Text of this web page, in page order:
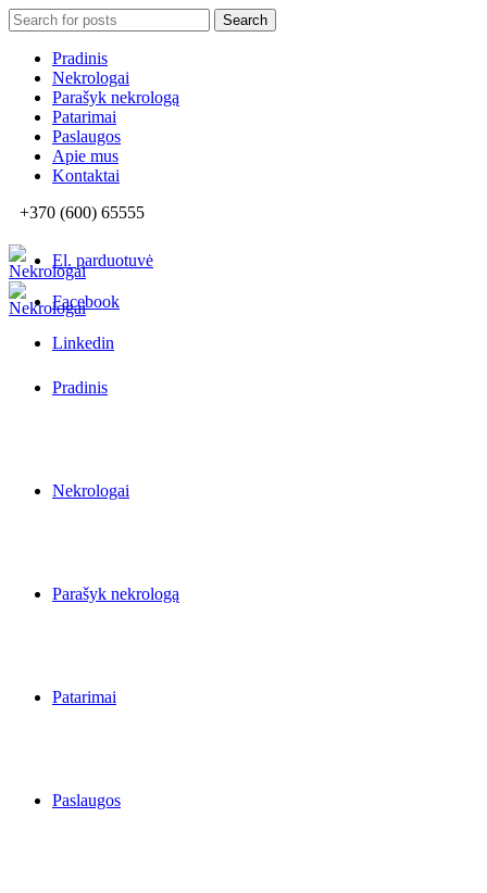
Search
for:
Search
Pradinis
Nekrologai
Parašyk nekrologą
Patarimai
Paslaugos
Apie mus
Kontaktai
+370 (600) 65555
El. parduotuvė
Facebook
Linkedin
Pradinis
Nekrologai
Parašyk nekrologą
Patarimai
Paslaugos